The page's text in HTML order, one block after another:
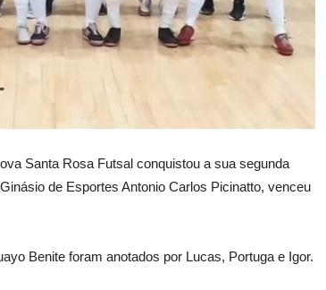
Santa Rosa Futsal conquistou a sua segunda
de Esportes Antonio Carlos Picinatto, venceu
Benite foram anotados por Lucas, Portuga e Igor.